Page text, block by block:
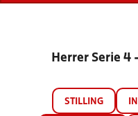
Herrer Serie 4
STILLING